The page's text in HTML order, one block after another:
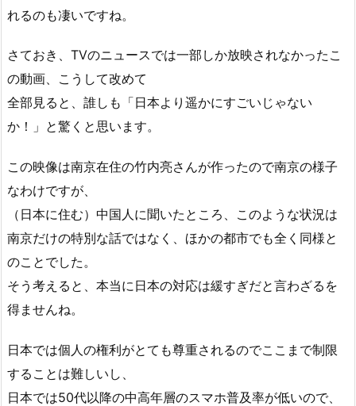
れるのも凄いですね。
さておき、TVのニュースでは一部しか放映されなかったこ
の動画、こうして改めて
全部見ると、誰しも「日本より遥かにすごいじゃない
か！」と驚くと思います。
この映像は南京在住の竹内亮さんが作ったので南京の様子
なわけですが、
（日本に住む）中国人に聞いたところ、このような状況は
南京だけの特別な話ではなく、ほかの都市でも全く同様と
のことでした。
そう考えると、本当に日本の対応は緩すぎだと言わざるを
得ませんね。
日本では個人の権利がとても尊重されるのでここまで制限
することは難しいし、
日本では50代以降の中高年層のスマホ普及率が低いので、